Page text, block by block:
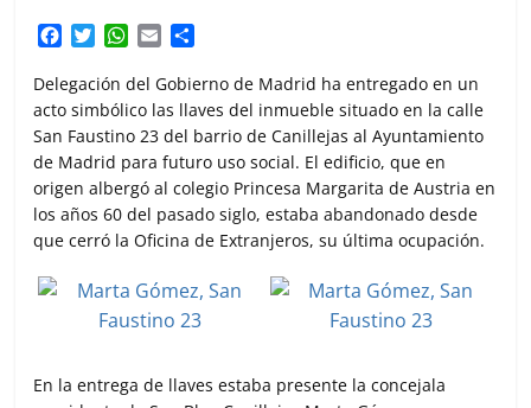
F
c
e
b
o
o
k
T
i
t
t
e
r
W
a
t
s
A
p
p
E
a
i
l
m
p
a
r
t
i
r
Delegación del Gobierno de Madrid ha entregado en un
acto simbólico las llaves del inmueble situado en la calle
San Faustino 23 del barrio de Canillejas al Ayuntamiento
de Madrid para futuro uso social. El edificio, que en
origen albergó al colegio Princesa Margarita de Austria en
los años 60 del pasado siglo, estaba abandonado desde
que cerró la Oficina de Extranjeros, su última ocupación.
En la entrega de llaves estaba presente la concejala